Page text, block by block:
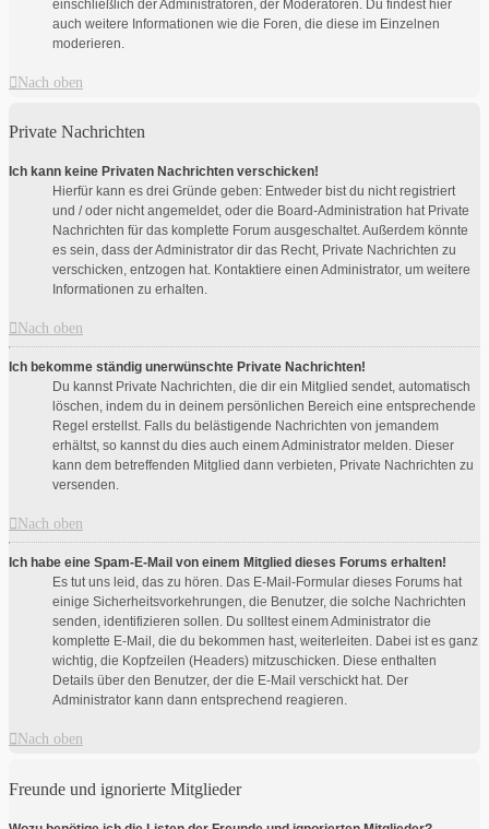
einschließlich der Administratoren, der Moderatoren. Du findest hier
auch weitere Informationen wie die Foren, die diese im Einzelnen
moderieren.
Nach oben
Private Nachrichten
Ich kann keine Privaten Nachrichten verschicken!
Hierfür kann es drei Gründe geben: Entweder bist du nicht registriert
und / oder nicht angemeldet, oder die Board-Administration hat Private
Nachrichten für das komplette Forum ausgeschaltet. Außerdem könnte
es sein, dass der Administrator dir das Recht, Private Nachrichten zu
verschicken, entzogen hat. Kontaktiere einen Administrator, um weitere
Informationen zu erhalten.
Nach oben
Ich bekomme ständig unerwünschte Private Nachrichten!
Du kannst Private Nachrichten, die dir ein Mitglied sendet, automatisch
löschen, indem du in deinem persönlichen Bereich eine entsprechende
Regel erstellst. Falls du belästigende Nachrichten von jemandem
erhältst, so kannst du dies auch einem Administrator melden. Dieser
kann dem betreffenden Mitglied dann verbieten, Private Nachrichten zu
versenden.
Nach oben
Ich habe eine Spam-E-Mail von einem Mitglied dieses Forums erhalten!
Es tut uns leid, das zu hören. Das E-Mail-Formular dieses Forums hat
einige Sicherheitsvorkehrungen, die Benutzer, die solche Nachrichten
senden, identifizieren sollen. Du solltest einem Administrator die
komplette E-Mail, die du bekommen hast, weiterleiten. Dabei ist es ganz
wichtig, die Kopfzeilen (Headers) mitzuschicken. Diese enthalten
Details über den Benutzer, der die E-Mail verschickt hat. Der
Administrator kann dann entsprechend reagieren.
Nach oben
Freunde und ignorierte Mitglieder